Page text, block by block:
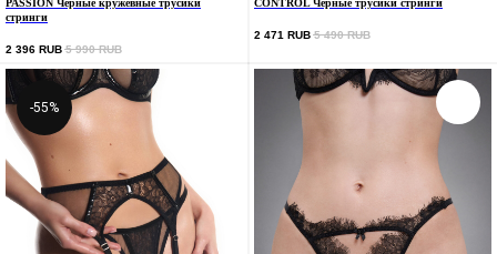
PASSION Черные кружевные трусики
стринги
2 396 RUB 5 990 RUB
CONTROL Черные трусики стринги
2 471 RUB 5 490 RUB
-55%